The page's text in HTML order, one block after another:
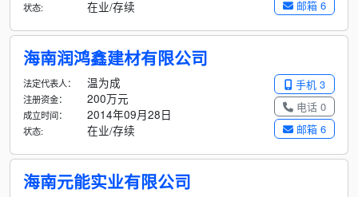
邮箱 6
状态: 在业/存续
海南润鸿鑫建材有限公司
手机 3
电话 0
邮箱 6
法定代表人： 温为成
注册资金： 200万元
成立时间： 2014年09月28日
状态: 在业/存续
海南元能实业有限公司